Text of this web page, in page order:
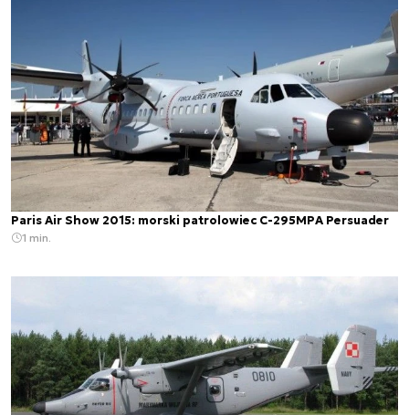
Paris Air Show 2015: morski patrolowiec C-295MPA Persuader
1 min.